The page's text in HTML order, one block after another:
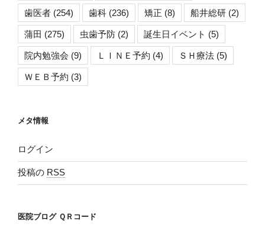
歯医者 (254) 歯科 (236) 矯正 (8) 船井総研 (2)
蒲田 (275) 虫歯予防 (2) 誕生日イベント (5)
院内勉強会 (9) ＬＩＮＥ予約 (4) ＳＨ療法 (5)
ＷＥＢ予約 (3)
メタ情報
ログイン
投稿の RSS
医院ブログ ＱＲコード